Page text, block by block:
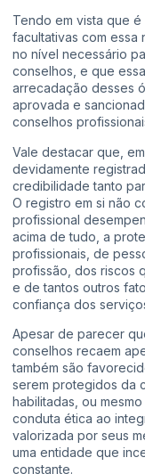
Tendo em vista que
facultativas com essa
no nível necessário
conselhos, e que
arrecadação desses
aprovada e
conselhos
Vale destacar que,
devidamente
credibilidade tanto
O registro em si não
profissional
acima de tudo, a
profissionais, de
profissão, dos riscos
e de tantos outros
confiança dos
Apesar de parecer
conselhos recaem
também são
serem protegidos da
habilitadas, ou
conduta ética ao
valorizada por seus
uma entidade que
constante.